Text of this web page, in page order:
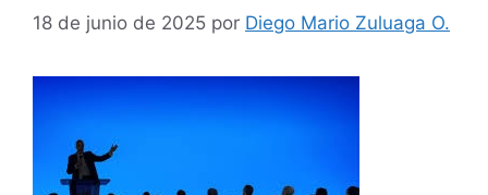
18 de junio de 2025 por Diego Mario Zuluaga O.